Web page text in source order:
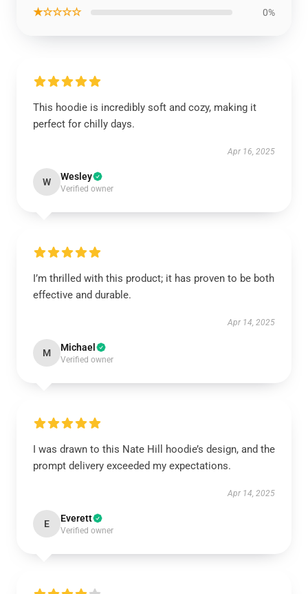
★☆☆☆☆ 0%
This hoodie is incredibly soft and cozy, making it
perfect for chilly days.
Apr 16, 2025
W Wesley
Verified owner
I’m thrilled with this product; it has proven to be both
effective and durable.
Apr 14, 2025
M Michael
Verified owner
I was drawn to this Nate Hill hoodie’s design, and the
prompt delivery exceeded my expectations.
Apr 14, 2025
E Everett
Verified owner